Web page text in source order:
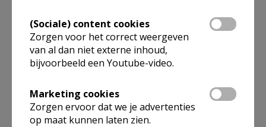
Artikel
Deel dit artikel
(Sociale) content cookies
Zorgen voor het correct weergeven
van al dan niet externe inhoud,
bijvoorbeeld een Youtube-video.
Marketing cookies
Zorgen ervoor dat we je advertenties
op maat kunnen laten zien.